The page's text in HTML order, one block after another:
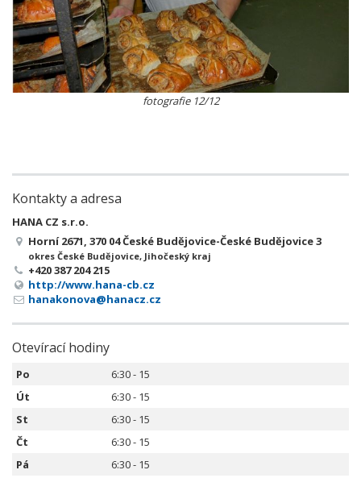
fotografie 12/12
Kontakty a adresa
HANA CZ s.r.o.
Horní 2671, 370 04 České Budějovice-České Budějovice 3
okres České Budějovice, Jihočeský kraj
+420 387 204 215
http://www.hana-cb.cz
hanakonova@hanacz.cz
Otevírací hodiny
Po
6:30 - 15
Út
6:30 - 15
St
6:30 - 15
Čt
6:30 - 15
Pá
6:30 - 15